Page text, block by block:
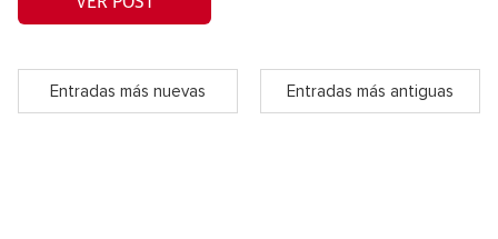
Entradas más nuevas Entradas más antiguas